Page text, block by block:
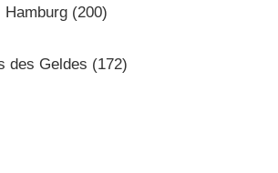
(200)
des Geldes (172)